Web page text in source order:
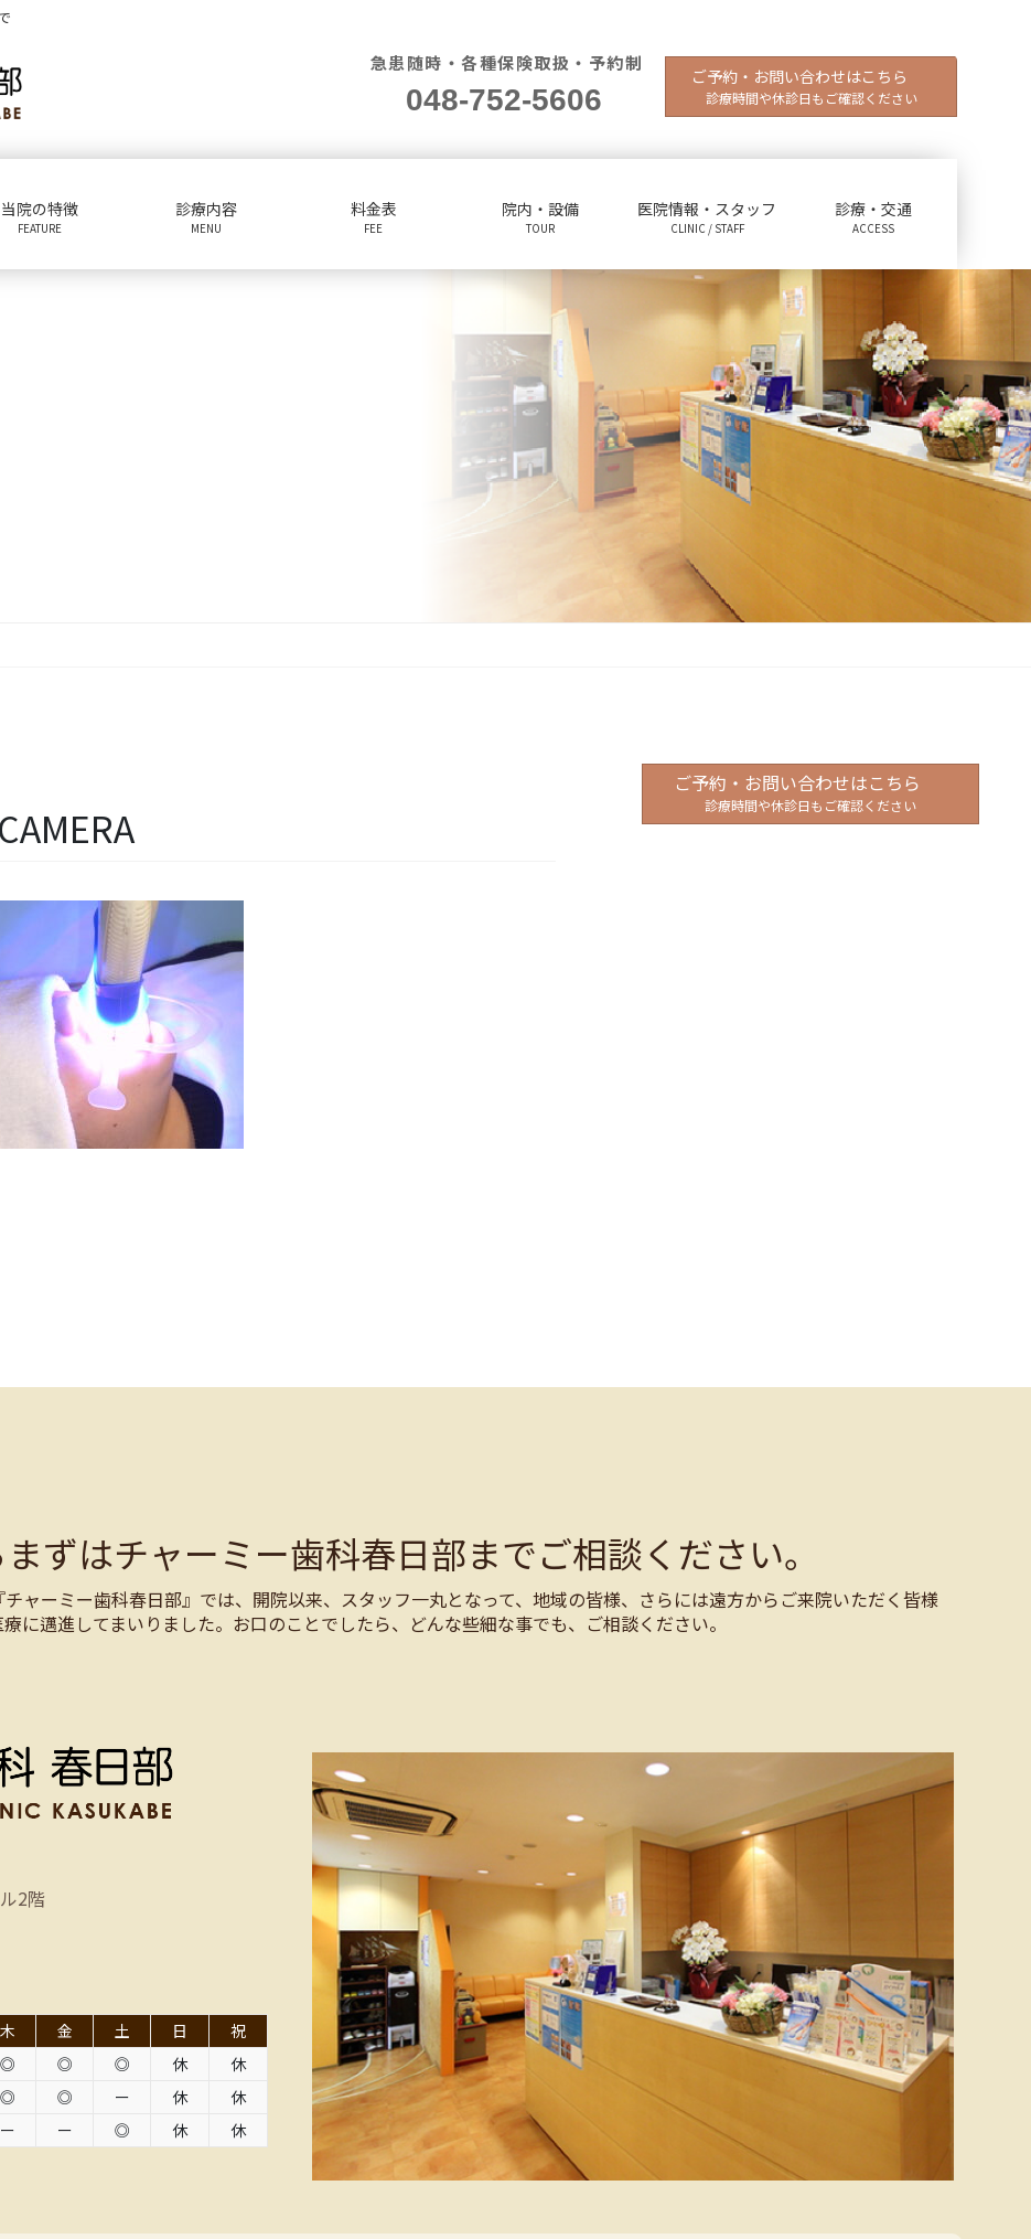
急患随時・各種保険取扱・予約制
048-752-5606
ご予約・お問い合わせはこちら
診療時間や休診日もご確認ください
当院の特徴
FEATURE
診療内容
MENU
料金表
FEE
院内・設備
TOUR
医院情報・スタッフ
CLINIC / STAFF
診療・交通
ACCESS
ご予約・お問い合わせはこちら
診療時間や休診日もご確認ください
ずはチャーミー歯科春日部までご相談ください。
ャーミー歯科春日部』では、開院以来、スタッフ一丸となって、地域の皆様、さらには遠方からご来院いただく皆様
に邁進してまいりました。お口のことでしたら、どんな些細な事でも、ご相談ください。
2階
木 金 土 日
祝
◎ ◎ ◎ 休
休
◎ ◎ ー 休
休
ー ー ◎ 休 休